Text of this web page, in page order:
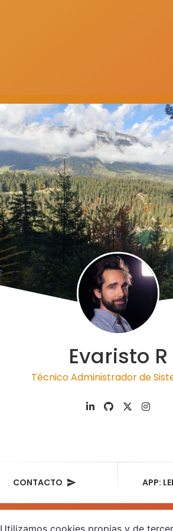
Evaristo R
Técnico Administrador de
CONTACTO APP:
Utilizamos cookies propias y de